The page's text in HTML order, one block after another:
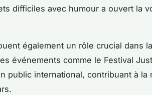
difficiles avec humour a ouvert la
également un rôle crucial dans
événements comme le Festival
public international, contribuant à la